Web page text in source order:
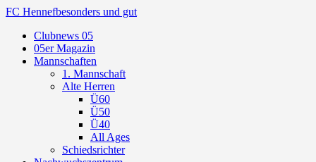
FC Hennefbesonders und gut
Clubnews 05
05er Magazin
Mannschaften
1. Mannschaft
Alte Herren
Ü60
Ü50
Ü40
All Ages
Schiedsrichter